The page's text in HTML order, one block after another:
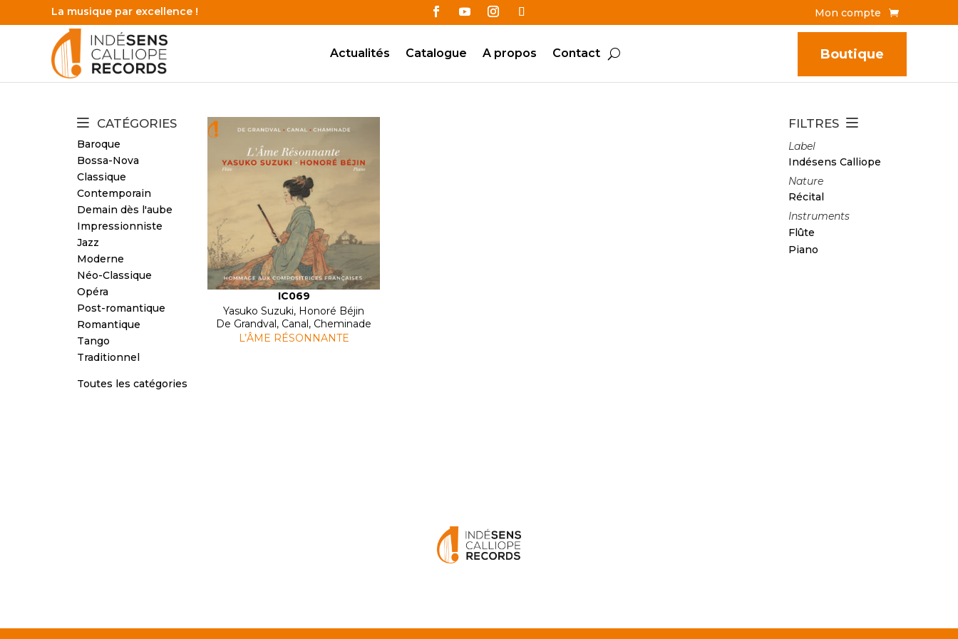
La musique par excellence ! Mon compte
Actualités Catalogue A propos Contact Boutique
CATÉGORIES
Baroque
Bossa-Nova
Classique
Contemporain
Demain dès l'aube
Impressionniste
Jazz
Moderne
Néo-Classique
Opéra
Post-romantique
Romantique
Tango
Traditionnel
Toutes les catégories
IC069
Yasuko Suzuki, Honoré Béjin
De Grandval, Canal, Cheminade
L’ÂME RÉSONNANTE
FILTRES
Label
Indésens Calliope
Nature
Récital
Instruments
Flûte
Piano